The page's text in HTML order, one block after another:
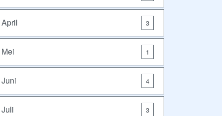
April 3
Mei 1
Juni 4
Juli 3